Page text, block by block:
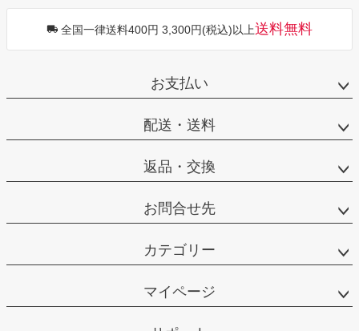
全国一律送料400円 3,300円(税込)以上送料無料
お支払い
配送・送料
返品・交換
お問合せ先
カテゴリー
マイページ